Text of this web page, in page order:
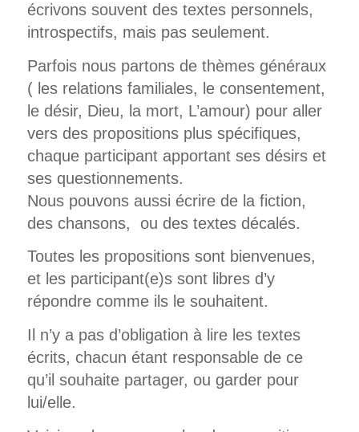
écrivons souvent des textes personnels,
introspectifs, mais pas seulement.
Parfois nous partons de thèmes généraux
( les relations familiales, le consentement,
le désir, Dieu, la mort, L’amour) pour aller
vers des propositions plus spécifiques,
chaque participant apportant ses désirs et
ses questionnements.
Nous pouvons aussi écrire de la fiction,
des chansons, ou des textes décalés.
Toutes les propositions sont bienvenues,
et les participant(e)s sont libres d’y
répondre comme ils le souhaitent.
Il n’y a pas d’obligation à lire les textes
écrits, chacun étant responsable de ce
qu’il souhaite partager, ou garder pour
lui/elle.